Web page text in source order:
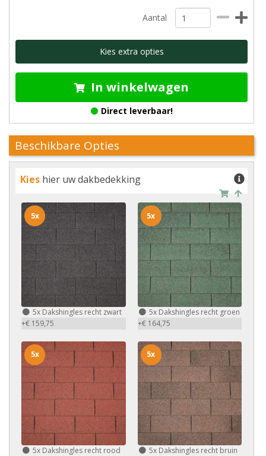
Aantal
Kies extra opties
In winkelwagen
Direct leverbaar!
Beschikbare Opties
Kies hier uw dakbedekking
5x Dakshingles recht zwart
+€ 159,75
5x
5xDakshingles recht groen
+€ 164,75
5x
5x Dakshingles recht rood
5x
5xDakshingles recht bruin
5x